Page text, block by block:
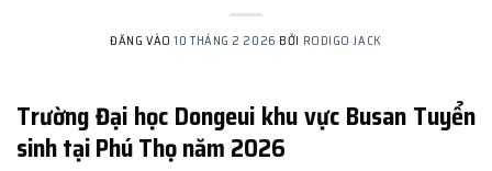
ĐĂNG VÀO10 THÁNG 2 2026 BỞI RODIGO JACK
Trường Đại học Dongeui khu vực Busan Tuyển
sinh tại Phú Thọ năm 2026